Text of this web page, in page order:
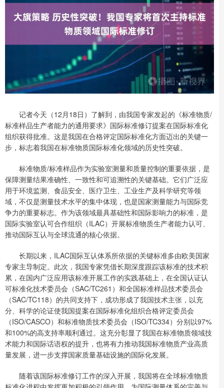
记者今天（12月18日）了解到，由我国专家发起的《标准物质/
标准样品生产者能力的通用要求》国际标准修订提案在国际标准化
组织获得批准。这是我国在合格评定国际标准化方面迈出的关键一
步，标志着我国在标准物质国际标准化领域的历史性突破。
标准物质/标准样品作为实验室测量和质量控制的重要依据，是
保障测量结果准确性、一致性和可追溯性的关键基础。它们广泛应
用于环境监测、食品安全、医疗卫生、工业生产及科学研究等领
域，不仅是测量技术水平的集中体现，也是国家测量能力与国际竞
争力的重要标志。作为该领域最具基础性和国际影响力的标准，是
国际实验室认可合作组织（ILAC）开展标准物质生产者能力认可、
推动国际互认与全球流通的核心依据。
长期以来，ILAC国际互认体系所依据的关键标准多由欧美国家
专家主导制定。此次，我国专家凭借长期深度跟踪该标准的技术积
累，在国内广泛应用该标准开展工作的实践基础上，在全国认证认
可标准化技术委员会（SAC/TC261）和全国标准样品技术委员会
（SAC/TC118）的共同支持下，成功形成了我国技术主张，以充
分、科学的论证使我国提案在国际标准化组织合格评定委员会
（ISO/CASCO）和标准物质技术委员会（ISO/TC334）分别以97%
和100%的高支持率顺利通过。这充分彰显了我国在标准物质领域技
术能力和国际话语权的提升，也将有力推动我国标准物质产业高质
量发展，进一步支撑国家质量基础设施的国际化发展。
随着该国际标准修订工作的深入开展，我国将在全球标准物质